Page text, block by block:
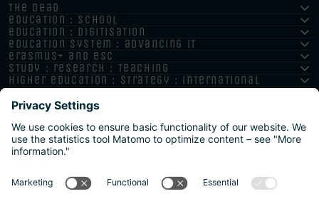
the oead
education : school
education : digitisation
education system : advancing it
erasmus+ and esc
study : research : teaching
higher education : strategy : international